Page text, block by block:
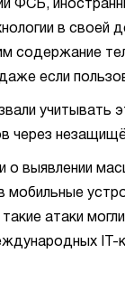
ФСБ,
в своей
содержание
если
учитывать
через
о выявлении
мобильные
атаки
IT-